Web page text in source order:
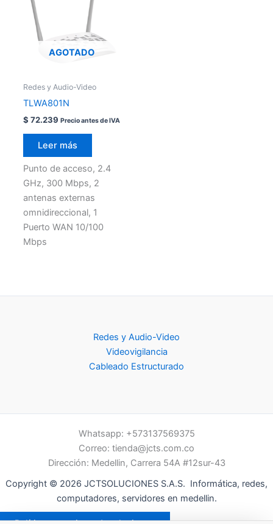
AGOTADO
Redes y Audio-Video
TLWA801N
$ 72.239 Precio antes de IVA
Leer más
Punto de acceso, 2.4
GHz, 300 Mbps, 2
antenas externas
omnidireccional, 1
Puerto WAN 10/100
Mbps
Redes y Audio-Video
Videovigilancia
Cableado Estructurado
Whatsapp: +573137569375
Correo: tienda@jcts.com.co
Dirección: Medellin, Carrera 54A #12sur-43
Copyright © 2026 JCTSOLUCIONES S.A.S. Informática, redes,
computadores, servidores en medellin.